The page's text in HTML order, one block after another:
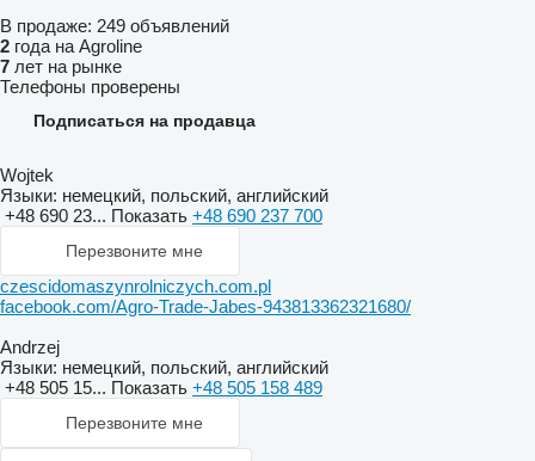
В продаже: 249 объявлений
2 года на Agroline
7 лет на рынке
Телефоны проверены
Подписаться на продавца
Wojtek
Языки: немецкий, польский, английский
+48 690 23... Показать +48 690 237 700
Перезвоните мне
czescidomaszynrolniczych.com.pl
facebook.com/Agro-Trade-Jabes-943813362321680/
Andrzej
Языки: немецкий, польский, английский
+48 505 15... Показать +48 505 158 489
Перезвоните мне